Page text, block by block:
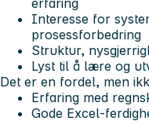
erfaring
Interesse for
prosessforbedring
Struktur,
Lyst til å lære og
Det er en fordel, men
Erfaring med
Gode Excel-